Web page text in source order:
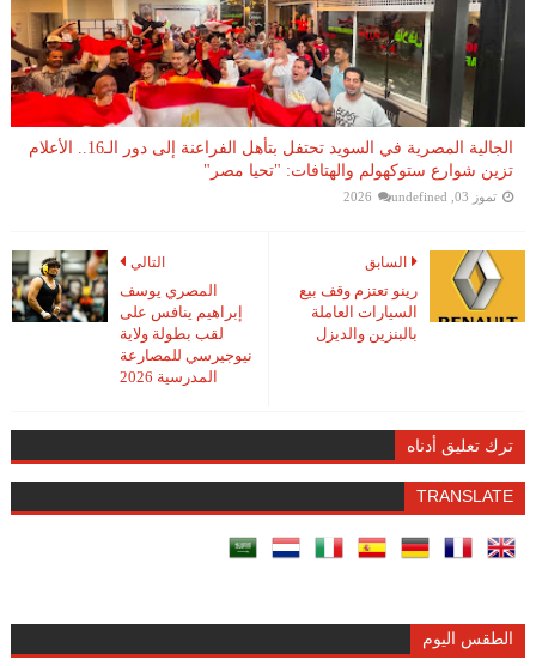
الجالية المصرية في السويد تحتفل بتأهل الفراعنة إلى دور الـ16.. الأعلام
تزين شوارع ستوكهولم والهتافات: "تحيا مصر"
تموز 03, 2026 undefined
التالي
المصري يوسف
إبراهيم ينافس على
لقب بطولة ولاية
نيوجيرسي للمصارعة
المدرسية 2026
السابق
رينو تعتزم وقف بيع
السيارات العاملة
بالبنزين والديزل
ترك تعليق أدناه
TRANSLATE
الطقس اليوم